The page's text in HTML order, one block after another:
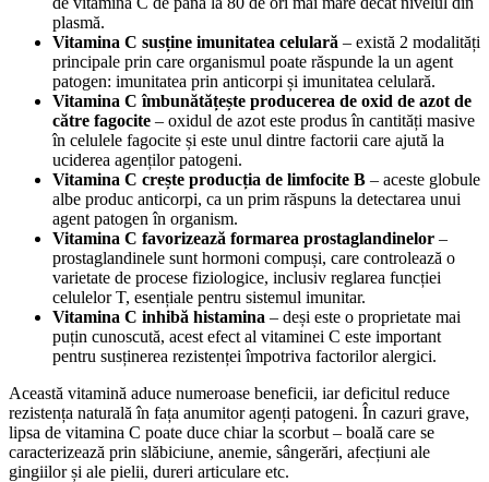
plasmă.
Vitamina C susține imunitatea celulară – există 2 modalități
principale prin care organismul poate răspunde la un agent
patogen: imunitatea prin anticorpi și imunitatea celulară.
Vitamina C îmbunătățește producerea de oxid de azot de
către fagocite – oxidul de azot este produs în cantități masive
în celulele fagocite și este unul dintre factorii care ajută la
uciderea agenților patogeni.
Vitamina C crește producția de limfocite B – aceste globule
albe produc anticorpi, ca un prim răspuns la detectarea unui
agent patogen în organism.
Vitamina C favorizează formarea prostaglandinelor –
prostaglandinele sunt hormoni compuși, care controlează o
varietate de procese fiziologice, inclusiv reglarea funcției
celulelor T, esențiale pentru sistemul imunitar.
Vitamina C inhibă histamina – deși este o proprietate mai
puțin cunoscută, acest efect al vitaminei C este important
pentru susținerea rezistenței împotriva factorilor alergici.
Această vitamină aduce numeroase beneficii, iar deficitul reduce
rezistența naturală în fața anumitor agenți patogeni. În cazuri grave,
lipsa de vitamina C poate duce chiar la scorbut – boală care se
caracterizează prin slăbiciune, anemie, sângerări, afecțiuni ale
gingiilor și ale pielii, dureri articulare etc.